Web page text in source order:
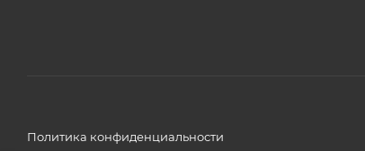
Политика конфиденциальности